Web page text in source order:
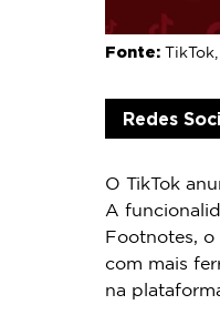
Fonte:
Redes
O TikTok
A
Footnotes, o
com mais
na